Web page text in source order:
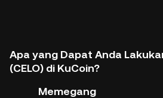
Apa yang Dapat Anda
(CELO) di KuCoin?
Memegang